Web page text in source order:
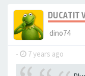
DUCATIT
dino74
- 7 years ago